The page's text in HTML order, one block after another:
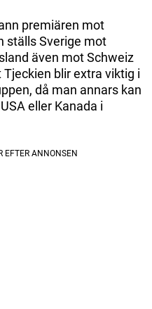
premiären mot
ställs Sverige mot
även mot Schweiz
blir extra viktig i
då man annars kan
eller Kanada i